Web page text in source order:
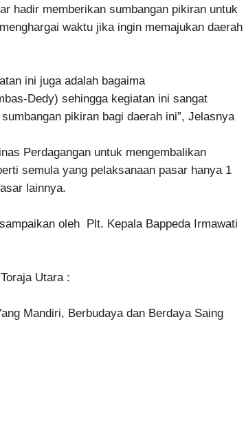
hadir memberikan sumbangan pikiran untuk
waktu jika ingin memajukan daerah
ini juga adalah bagaima
Dedy) sehingga kegiatan ini sangat
pikiran bagi daerah ini”, Jelasnya
Perdagangan untuk mengembalikan
semula yang pelaksanaan pasar hanya 1
lainnya.
oleh Plt. Kepala Bappeda Irmawati
Utara :
Mandiri, Berbudaya dan Berdaya Saing